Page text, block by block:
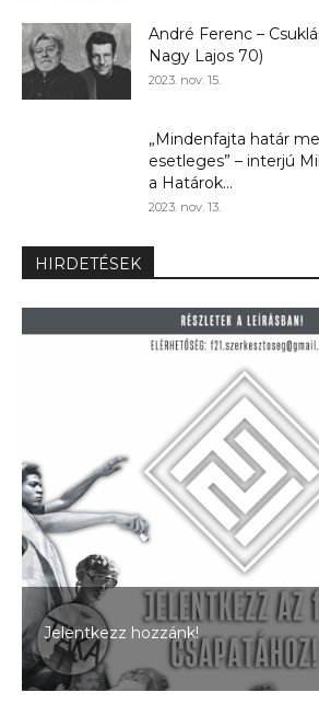
André Ferenc –
Nagy Lajos 70)
2023. nov. 15.
„Mindenfajta határ
esetleges” – interjú
a Határok...
2023. nov. 13.
HIRDETÉSEK
Jelentkezz hozzánk!